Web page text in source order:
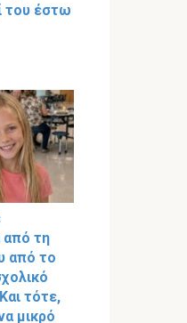
του έστω
από τη
από το
τότε,
μικρό